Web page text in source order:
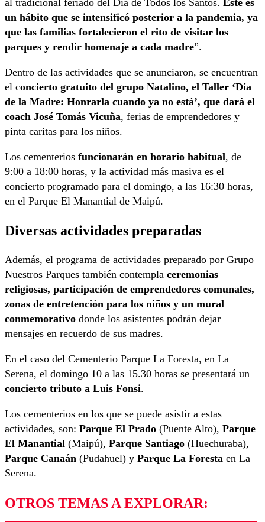
un hábito que se intensificó posterior a la pandemia, ya
que las familias fortalecieron el rito de visitar los
parques y rendir homenaje a cada madre”.
Dentro de las actividades que se anunciaron, se encuentran
el concierto gratuito del grupo Natalino, el Taller ‘Día
de la Madre: Honrarla cuando ya no está’, que dará el
coach José Tomás Vicuña, ferias de emprendedores y
pinta caritas para los niños.
Los cementerios funcionarán en horario habitual, de
9:00 a 18:00 horas, y la actividad más masiva es el
concierto programado para el domingo, a las 16:30 horas,
en el Parque El Manantial de Maipú.
Diversas actividades preparadas
Además, el programa de actividades preparado por Grupo
Nuestros Parques también contempla ceremonias
religiosas, participación de emprendedores comunales,
zonas de entretención para los niños y un mural
conmemorativo donde los asistentes podrán dejar
mensajes en recuerdo de sus madres.
En el caso del Cementerio Parque La Foresta, en La
Serena, el domingo 10 a las 15.30 horas se presentará un
concierto tributo a Luis Fonsi.
Los cementerios en los que se puede asistir a estas
actividades, son: Parque El Prado (Puente Alto), Parque
El Manantial (Maipú), Parque Santiago (Huechuraba),
Parque Canaán (Pudahuel) y Parque La Foresta en La
Serena.
OTROS TEMAS A EXPLORAR: